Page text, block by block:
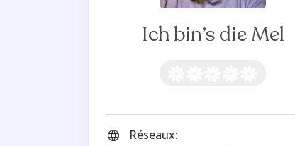
Ich bin’s die Mel
Réseaux: